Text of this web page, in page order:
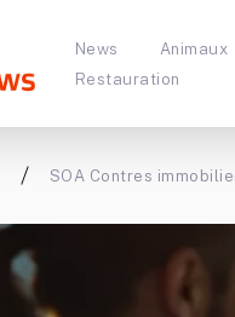
News Animaux
Restauration
SOA Contres